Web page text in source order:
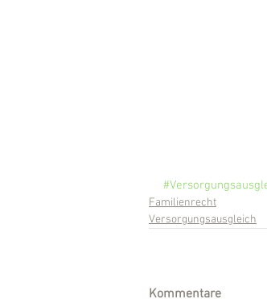
Familienrecht
Versorgungsausgleich
Kommentare